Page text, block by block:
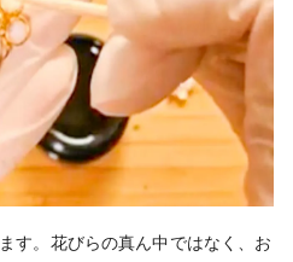
す。花びらの真ん中ではなく、お